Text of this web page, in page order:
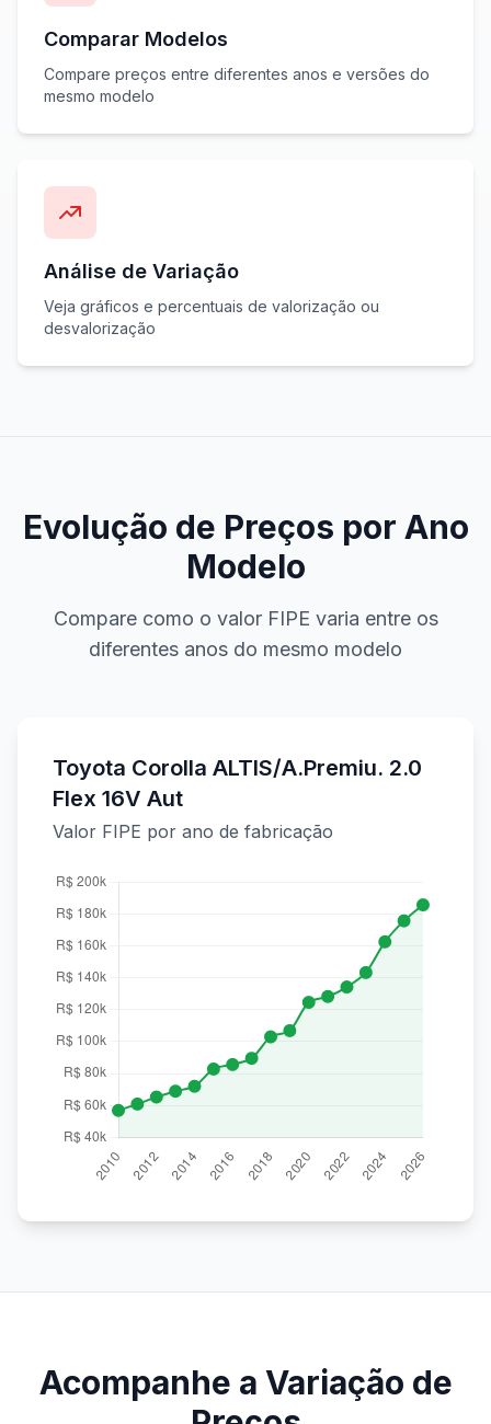
Comparar Modelos
Compare preços entre diferentes anos e versões do
mesmo modelo
Análise de Variação
Veja gráficos e percentuais de valorização ou
desvalorização
Evolução de Preços por Ano
Modelo
Compare como o valor FIPE varia entre os
diferentes anos do mesmo modelo
Toyota Corolla ALTIS/A.Premiu. 2.0
Flex 16V Aut
Valor FIPE por ano de fabricação
Acompanhe a Variação de